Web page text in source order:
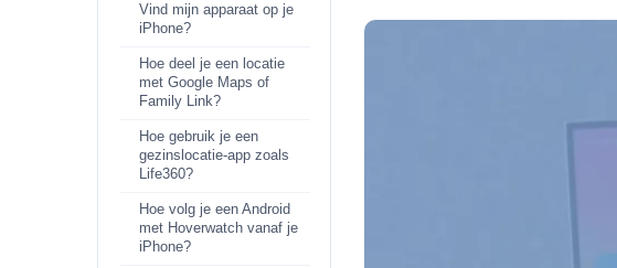
Vind mijn apparaat op je
iPhone?
Hoe deel je een locatie
met Google Maps of
Family Link?
Hoe gebruik je een
gezinslocatie-app zoals
Life360?
Hoe volg je een Android
met Hoverwatch vanaf je
iPhone?